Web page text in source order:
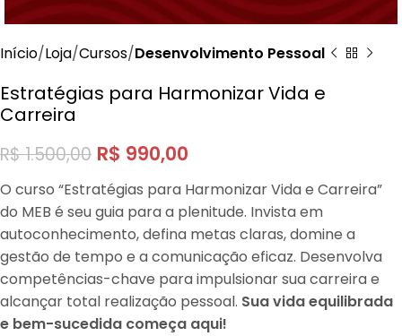
Início Loja Cursos Desenvolvimento Pessoal
Estratégias para Harmonizar Vida e
Carreira
R$1.500,00 R$ 990,00
O curso “Estratégias para Harmonizar Vida e Carreira”
do MEB é seu guia para a plenitude. Invista em
autoconhecimento, defina metas claras, domine a
gestão de tempo e a comunicação eficaz. Desenvolva
competências-chave para impulsionar sua carreira e
alcançar total realização pessoal. Sua vida equilibrada
e bem-sucedida começa aqui!